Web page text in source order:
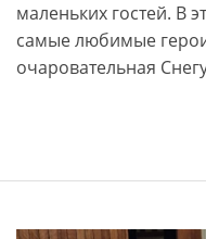
маленьких гостей. В
самые любимые
очаровательная